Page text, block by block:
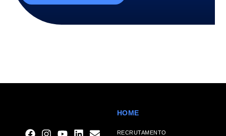
HOME
RECRUTAMENTO